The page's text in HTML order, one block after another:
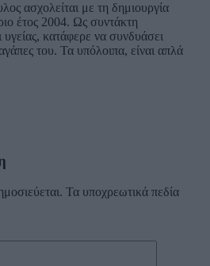
ασχολείται με τη δημιουργία
έτος 2004. Ως συντάκτη
υγείας, κατάφερε να συνδυάσει
του. Τα υπόλοιπα, είναι απλά
Τα υποχρεωτικά πεδία